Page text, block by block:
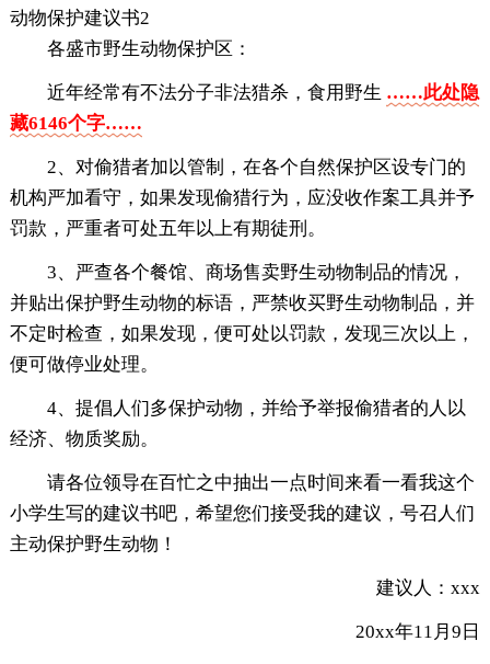
动物保护建议书2
各盛市野生动物保护区：
近年经常有不法分子非法猎杀，食用野生 ……此处隐
藏6146个字……
2、对偷猎者加以管制，在各个自然保护区设专门的
机构严加看守，如果发现偷猎行为，应没收作案工具并予
罚款，严重者可处五年以上有期徒刑。
3、严查各个餐馆、商场售卖野生动物制品的情况，
并贴出保护野生动物的标语，严禁收买野生动物制品，并
不定时检查，如果发现，便可处以罚款，发现三次以上，
便可做停业处理。
4、提倡人们多保护动物，并给予举报偷猎者的人以
经济、物质奖励。
请各位领导在百忙之中抽出一点时间来看一看我这个
小学生写的建议书吧，希望您们接受我的建议，号召人们
主动保护野生动物！
建议人：xxx
20xx年11月9日